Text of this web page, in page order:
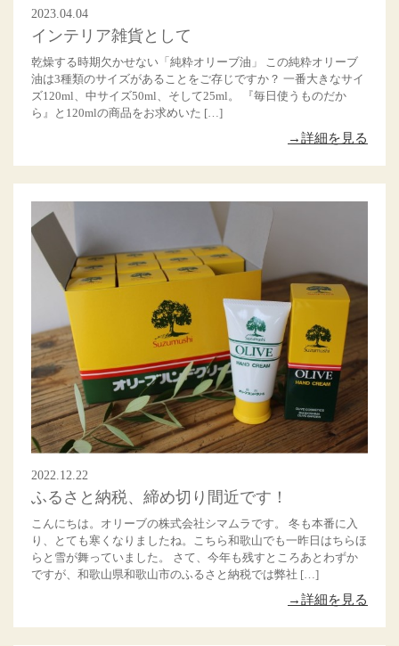
2023.04.04
インテリア雑貨として
乾燥する時期欠かせない「純粋オリーブ油」 この純粋オリーブ
油は3種類のサイズがあることをご存じですか？ 一番大きなサイ
ズ120ml、中サイズ50ml、そして25ml。 『毎日使うものだか
ら』と120mlの商品をお求めいた […]
→詳細を見る
2022.12.22
ふるさと納税、締め切り間近です！
こんにちは。オリーブの株式会社シマムラです。 冬も本番に入
り、とても寒くなりましたね。こちら和歌山でも一昨日はちらほ
らと雪が舞っていました。 さて、今年も残すところあとわずか
ですが、和歌山県和歌山市のふるさと納税では弊社 […]
→詳細を見る